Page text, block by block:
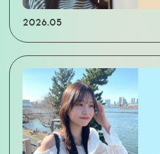
2026.05